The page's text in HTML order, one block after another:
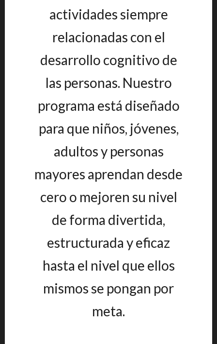
actividades siempre
relacionadas con el
desarrollo cognitivo de
las personas. Nuestro
programa está diseñado
para que niños, jóvenes,
adultos y personas
mayores aprendan desde
cero o mejoren su nivel
de forma divertida,
estructurada y eficaz
hasta el nivel que ellos
mismos se pongan por
meta.